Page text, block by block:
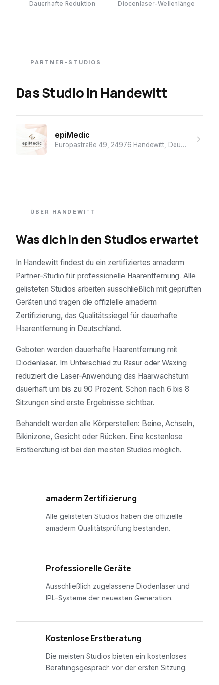
Dauerhafte Reduktion Diodenlaser-Wellenlänge
PARTNER-STUDIOS
Das Studioin Handewitt
epiMedic
Europastraße 49, 24976 Handewitt, Deutschland
ÜBER HANDEWITT
Was dich in den Studios erwartet
In Handewitt findest du ein zertifiziertes amaderm
Partner-Studio für professionelle Haarentfernung. Alle
gelisteten Studios arbeiten ausschließlich mit geprüften
Geräten und tragen die offizielle amaderm
Zertifizierung, das Qualitätssiegel für dauerhafte
Haarentfernung in Deutschland.
Geboten werden dauerhafte Haarentfernung mit
Diodenlaser. Im Unterschied zu Rasur oder Waxing
reduziert die Laser-Anwendung das Haarwachstum
dauerhaft um bis zu 90 Prozent. Schon nach 6 bis 8
Sitzungen sind erste Ergebnisse sichtbar.
Behandelt werden alle Körperstellen: Beine, Achseln,
Bikinizone, Gesicht oder Rücken. Eine kostenlose
Erstberatung ist bei den meisten Studios möglich.
amaderm Zertifizierung
Alle gelisteten Studios haben die offizielle
amaderm Qualitätsprüfung bestanden.
Professionelle Geräte
Ausschließlich zugelassene Diodenlaser und
IPL-Systeme der neuesten Generation.
Kostenlose Erstberatung
Die meisten Studios bieten ein kostenloses
Beratungsgespräch vor der ersten Sitzung.